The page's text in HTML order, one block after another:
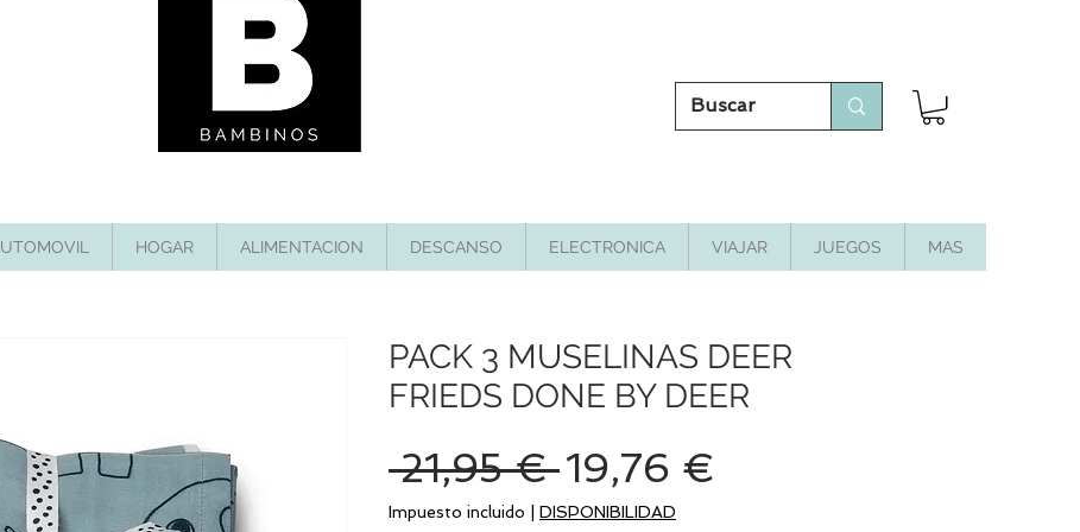
HOGAR ALIMENTACION DESCANSO ELECTRONICA VIAJAR JUEGOS MAS
PACK 3 MUSELINAS DEER
FRIEDS DONE BY DEER
21,95 € Precio
19,76 €
Impuesto incluido DISPONIBILIDAD